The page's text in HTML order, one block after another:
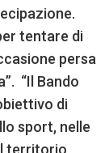
tentare di
persa
“Il Bando
di
sport, nelle
territorio